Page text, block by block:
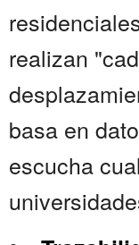
realizan
basa en
escucha